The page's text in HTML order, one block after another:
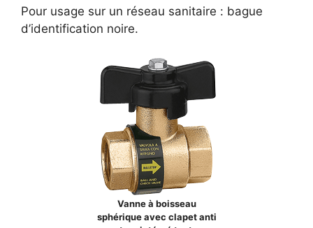
Pour usage sur un réseau sanitaire : bague
d’identification noire.
Vanne à boisseau
sphérique avec clapet anti